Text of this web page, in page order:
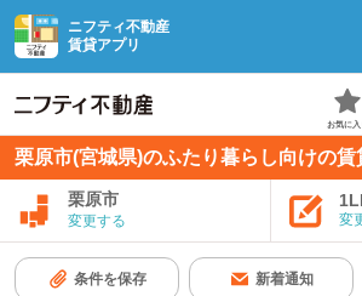
ニフティ不動産
賃貸アプリ
お気に入
栗原市(宮城県)のふたり暮らし向けの賃
栗原市
変更する 変
条件を保存 新着通知